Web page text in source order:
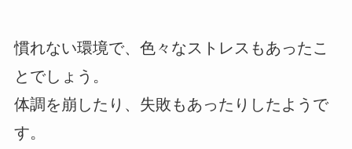
慣れない環境で、色々なストレスもあったこ
とでしょう。
体調を崩したり、失敗もあったりしたようで
す。